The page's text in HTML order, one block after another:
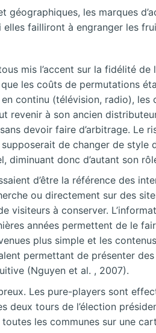
géographiques, les marques
failliront à engranger les
mis l’accent sur la fidélité
les coûts de permutations
continu (télévision, radio),
revenir à son ancien
devoir faire d’arbitrage.
supposerait de changer de
diminuant donc d’autant son
d’être la référence des
ou directement sur des
visiteurs à conserver.
années permettent de le
plus simple et les
permettant de présenter
(Nguyen et al. , 2007).
Les pure-players sont
deux tours de l’élection
les communes sur une